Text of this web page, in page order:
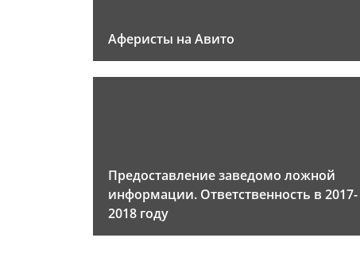
Аферисты на Авито
Предоставление заведомо ложной
информации. Ответственность в 2017-
2018 году